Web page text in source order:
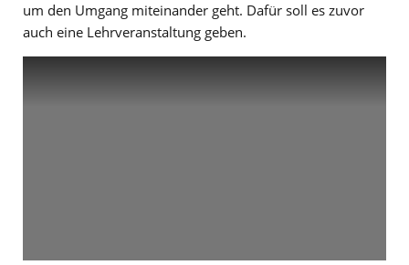
um den Umgang miteinander geht. Dafür soll es zuvor
auch eine Lehrveranstaltung geben.